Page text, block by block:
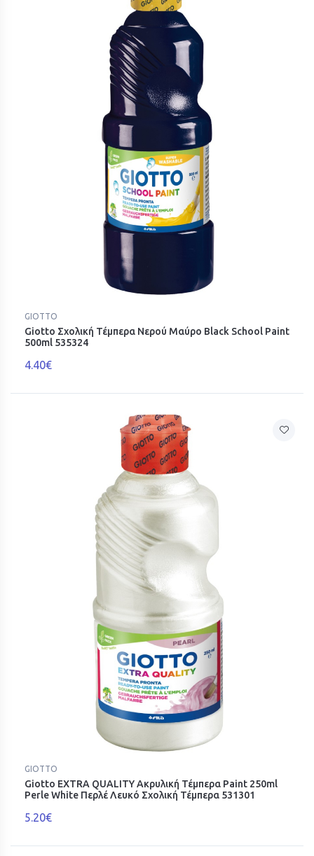
GIOTTO
Giotto Σχολική Τέμπερα Νερού Μαύρο Black School Paint
500ml 535324
4.40€
GIOTTO
Giotto EXTRA QUALITY Ακρυλική Τέμπερα Paint 250ml
Perle White Περλέ Λευκό Σχολική Τέμπερα 531301
5.20€